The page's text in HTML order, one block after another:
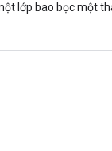
lớp bao bọc một